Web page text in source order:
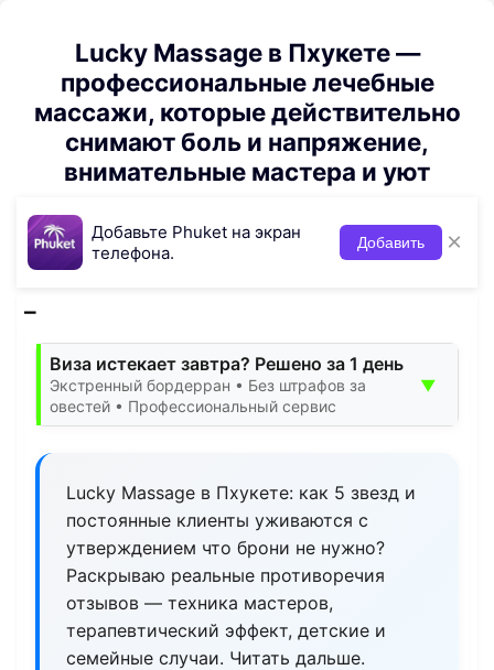
Lucky Massage в Пхукете —
профессиональные лечебные
массажи, которые действительно
снимают боль и напряжение,
внимательные мастера и уют
Добавьте Phuket на экран
телефона.
Добавить ×
Виза истекает завтра? Решено за 1 день
Экстренный бордерран • Без штрафов за
овестей • Профессиональный сервис
▼
Lucky Massage в Пхукете: как 5 звезд и
постоянные клиенты уживаются с
утверждением что брони не нужно?
Раскрываю реальные противоречия
отзывов — техника мастеров,
терапевтический эффект, детские и
семейные случаи. Читать дальше.